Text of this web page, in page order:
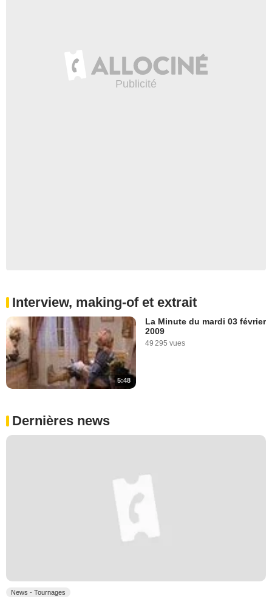
Interview, making-of et extrait
5:48
La Minute du mardi 03 février
2009
49 295 vues
Dernières news
News - Tournages